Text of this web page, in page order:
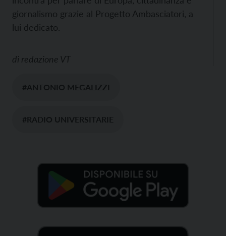
giornalismo grazie al Progetto Ambasciatori, a
lui dedicato.
di redazione VT
#ANTONIO MEGALIZZI
#RADIO UNIVERSITARIE